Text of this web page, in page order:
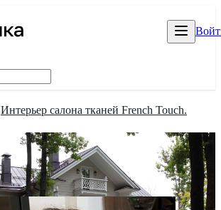
Интерьер салона тканей French Touch.